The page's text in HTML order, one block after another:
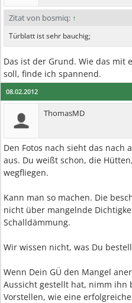
Zitat von bosmiq: ↑
Türblatt ist sehr bauchig;
Das ist der Grund. Wie das mit
soll, finde ich spannend.
08.02.2012
ThomasMD
Den Fotos nach sieht das nach
aus. Du weißt schon, die
wegfliegen.
Kann man so machen. Die
nicht über mangelnde
Schalldämmung.
Wir wissen nicht, was Du
Wenn Dein GÜ den Mangel
Aussicht gestellt hat, nimm ihn
Vorstellen, wie eine